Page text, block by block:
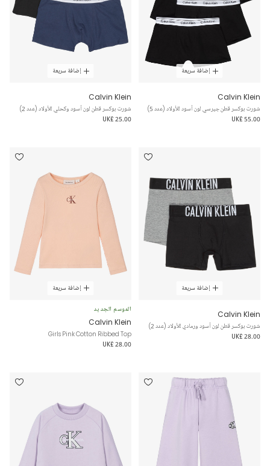
إضافة سريعة
Calvin Klein
شورت بوكسر قطن جيرسي لون أسود للأولاد (عدد 5)
UK£ 55.00
إضافة سريعة
Calvin Klein
شورت بوكسر قطن لون أسود وكحلي للأولاد (عدد 2)
UK£ 25.00
إضافة سريعة
Calvin Klein
شورت بوكسر قطن لون أسود ورمادي للأولاد (عدد 2)
UK£ 28.00
إضافة سريعة
الموسم الجديد
Calvin Klein
Girls Pink Cotton Ribbed Top
UK£ 28.00